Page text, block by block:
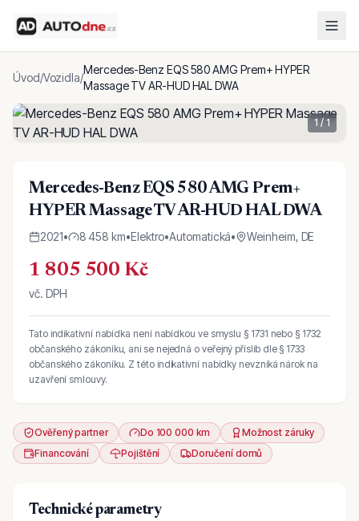
Úvod/Vozidla/
Mercedes-Benz EQS 580 AMG Prem+ HYPER
Massage TV AR-HUD HAL DWA
1 /1
Mercedes-Benz EQS 580 AMG Prem+
HYPER Massage TV AR-HUD HAL DWA
2021• 8 458 km•Elektro•Automatická• Weinheim, DE
1 805 500 Kč
vč. DPH
Tato indikativní nabídka není nabídkou ve smyslu § 1731 nebo § 1732
občanského zákoníku, ani se nejedná o veřejný příslib dle § 1733
občanského zákoníku. Z této indikativní nabídky nevzniká nárok na
uzavření smlouvy.
Ověřený partner Do 100 000 km
Možnost záruky
Financování
Pojištění Doručení domů
Technické parametry